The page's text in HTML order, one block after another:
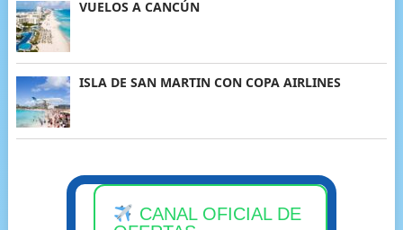
VUELOS A CANCÚN
ISLA DE SAN MARTIN CON COPA AIRLINES
CANAL OFICIAL DE